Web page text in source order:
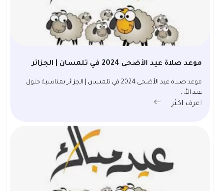
موعد صلاة عيد الأضحى 2024 في تلمسان | الجزائر
موعد صلاة عيد الأضحى 2024 في تلمسان | الجزائر بمناسبة حلول
عيد الأ...
اعرف اكثر